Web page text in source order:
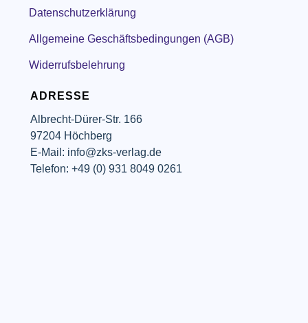
ADRESSE
Albrecht-Dürer-Str. 166
97204 Höchberg
E-Mail: info@zks-verlag.de
Telefon: +49 (0) 931 8049 0261
Datenschutzerklärung
Allgemeine Geschäftsbedingungen (AGB)
Widerrufsbelehrung